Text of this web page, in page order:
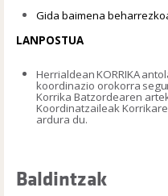
Gida baimena
LANPOSTUA
HerrialdeanKORRIKA
koordinazio orokorra
Korrika Batzordearen
Koordinatzaileak
ardura du.
Baldintzak